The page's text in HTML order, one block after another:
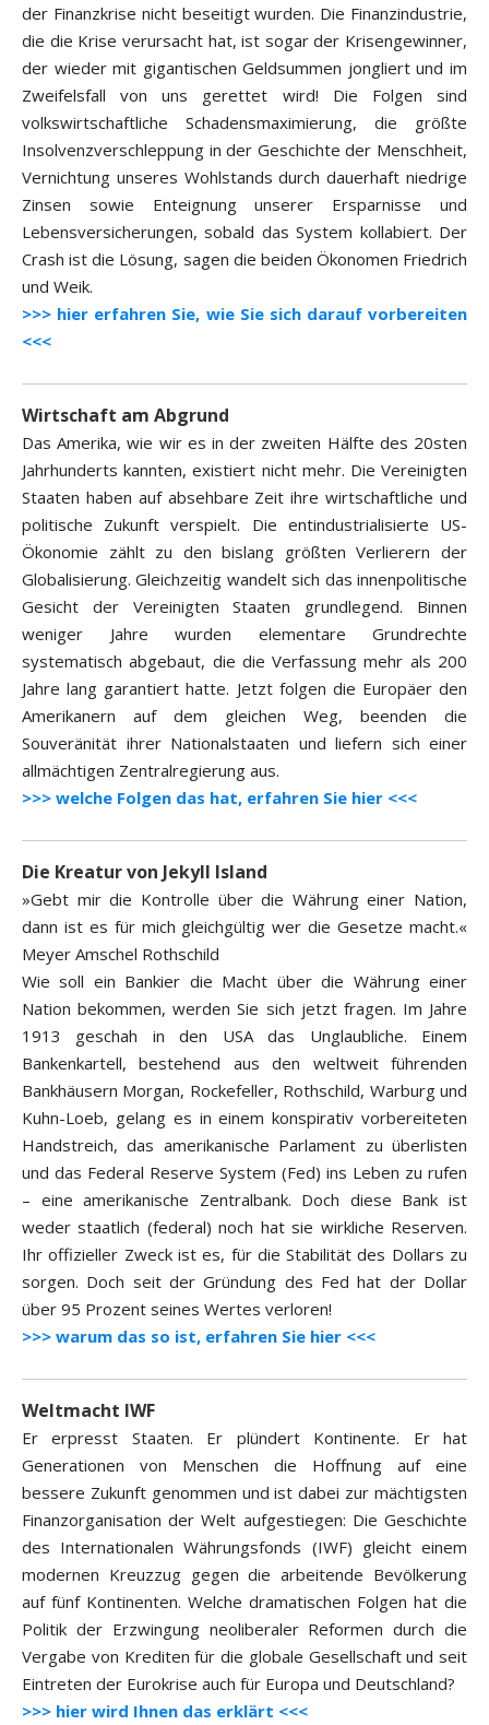
der Finanzkrise nicht beseitigt wurden. Die Finanzindustrie,
die die Krise verursacht hat, ist sogar der Krisengewinner,
der wieder mit gigantischen Geldsummen jongliert und im
Zweifelsfall von uns gerettet wird! Die Folgen sind
volkswirtschaftliche Schadensmaximierung, die größte
Insolvenzverschleppung in der Geschichte der Menschheit,
Vernichtung unseres Wohlstands durch dauerhaft niedrige
Zinsen sowie Enteignung unserer Ersparnisse und
Lebensversicherungen, sobald das System kollabiert. Der
Crash ist die Lösung, sagen die beiden Ökonomen Friedrich
und Weik.
>>> hier erfahren Sie, wie Sie sich darauf vorbereiten
<<<
Wirtschaft am Abgrund
Das Amerika, wie wir es in der zweiten Hälfte des 20sten
Jahrhunderts kannten, existiert nicht mehr. Die Vereinigten
Staaten haben auf absehbare Zeit ihre wirtschaftliche und
politische Zukunft verspielt. Die entindustrialisierte US-
Ökonomie zählt zu den bislang größten Verlierern der
Globalisierung. Gleichzeitig wandelt sich das innenpolitische
Gesicht der Vereinigten Staaten grundlegend. Binnen
weniger Jahre wurden elementare Grundrechte
systematisch abgebaut, die die Verfassung mehr als 200
Jahre lang garantiert hatte. Jetzt folgen die Europäer den
Amerikanern auf dem gleichen Weg, beenden die
Souveränität ihrer Nationalstaaten und liefern sich einer
allmächtigen Zentralregierung aus.
>>> welche Folgen das hat, erfahren Sie hier <<<
Die Kreatur von Jekyll Island
»Gebt mir die Kontrolle über die Währung einer Nation,
dann ist es für mich gleichgültig wer die Gesetze macht.«
Meyer Amschel Rothschild
Wie soll ein Bankier die Macht über die Währung einer
Nation bekommen, werden Sie sich jetzt fragen. Im Jahre
1913 geschah in den USA das Unglaubliche. Einem
Bankenkartell, bestehend aus den weltweit führenden
Bankhäusern Morgan, Rockefeller, Rothschild, Warburg und
Kuhn-Loeb, gelang es in einem konspirativ vorbereiteten
Handstreich, das amerikanische Parlament zu überlisten
und das Federal Reserve System (Fed) ins Leben zu rufen
– eine amerikanische Zentralbank. Doch diese Bank ist
weder staatlich (federal) noch hat sie wirkliche Reserven.
Ihr offizieller Zweck ist es, für die Stabilität des Dollars zu
sorgen. Doch seit der Gründung des Fed hat der Dollar
über 95 Prozent seines Wertes verloren!
>>> warum das so ist, erfahren Sie hier <<<
Weltmacht IWF
Er erpresst Staaten. Er plündert Kontinente. Er hat
Generationen von Menschen die Hoffnung auf eine
bessere Zukunft genommen und ist dabei zur mächtigsten
Finanzorganisation der Welt aufgestiegen: Die Geschichte
des Internationalen Währungsfonds (IWF) gleicht einem
modernen Kreuzzug gegen die arbeitende Bevölkerung
auf fünf ­Kontinenten. Welche dramatischen Folgen hat die
Politik der Erzwingung neoliberaler Reformen durch die
Vergabe von Krediten für die globale Gesellschaft und seit
Eintreten der Eurokrise auch für Europa und Deutschland?
>>> hier wird Ihnen das erklärt <<<